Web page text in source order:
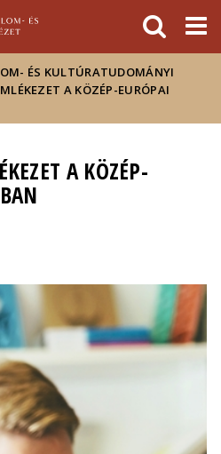
a
ÉS KULTÚRATUDOMÁNYI
A KÖZÉP-EURÓPAI
A KÖZÉP-